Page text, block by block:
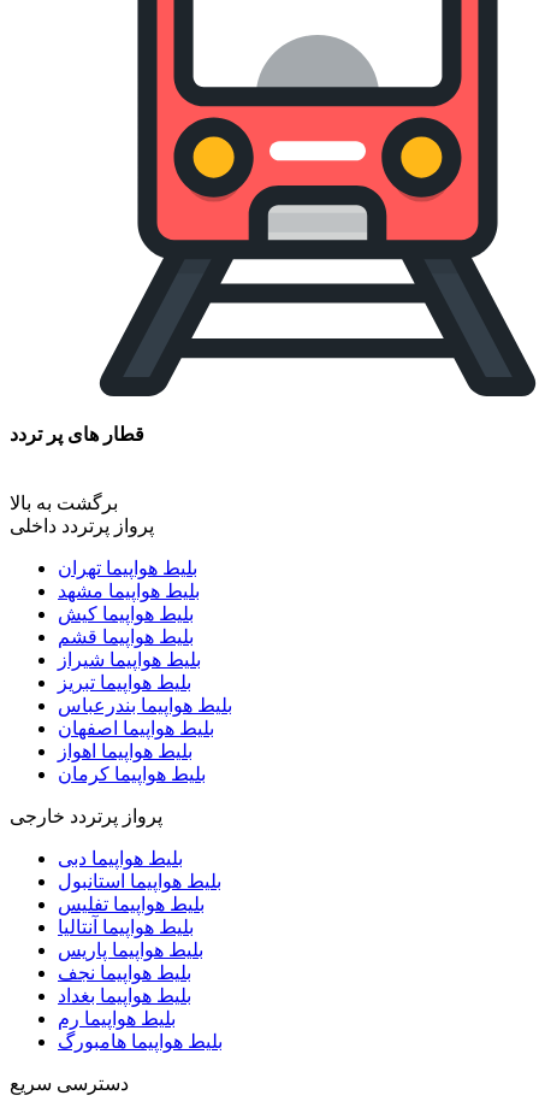
قطار های پر تردد
پرواز پرتردد داخلی
بلیط هواپیما تهران
بلیط هواپیما مشهد
بلیط هواپیما کیش
بلیط هواپیما قشم
بلیط هواپیما شیراز
بلیط هواپیما تبریز
بلیط هواپیما بندرعباس
بلیط هواپیما اصفهان
بلیط هواپیما اهواز
بلیط هواپیما کرمان
پرواز پرتردد خارجی
بلیط هواپیما دبی
بلیط هواپیما استانبول
بلیط هواپیما تفلیس
بلیط هواپیما آنتالیا
بلیط هواپیما پاریس
بلیط هواپیما نجف
بلیط هواپیما بغداد
بلیط هواپیما رم
بلیط هواپیما هامبورگ
دسترسی سریع